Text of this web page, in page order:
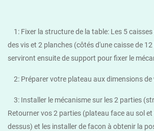
1: Fixer la structure de la table: Les 5
des vis et 2 planches (côtés d'une caisse de
serviront ensuite de support pour fixer le
2: Préparer votre plateau aux dimensions
3: Installer le mécanisme sur les 2 parties
Retourner vos 2 parties (plateau face au sol
dessus) et les installer de facon à obtenir la